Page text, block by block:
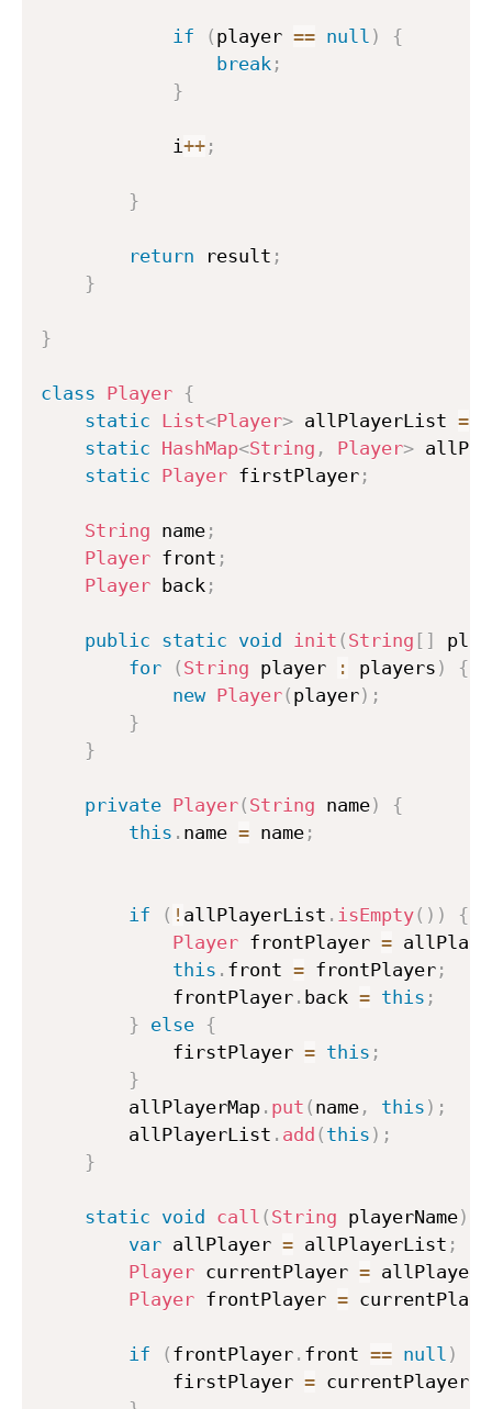
if ( player == null )
{
break ;
}
            i
++ ;
}
return result ;
}
}
class Player {
static List<Player> allPlayerList =
static HashMap<String , Player>
static Player firstPlayer ;
String name ;
Player front ;
Player back ;
public static void init ( String [ ]
for
( String player : players )
{
new Player( player) ;
}
}
private Player( String name)
{
this . name = name ;
if ( ! allPlayerList . isEmpty( ) )
{
Player frontPlayer =
this . front = frontPlayer ;
            frontPlayer
. back = this ;
} else {
            firstPlayer
= this ;
}
        allPlayerMap
. put ( name , this ) ;
        allPlayerList
. add ( this ) ;
}
static void call ( String playerName)
var allPlayer = allPlayerList ;
Player currentPlayer =
Player frontPlayer =
if ( frontPlayer . front == null )
            firstPlayer
= currentPlayer